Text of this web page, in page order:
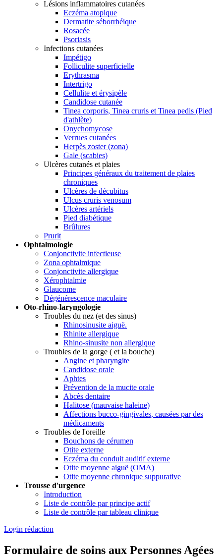
Lésions inflammatoires cutanées
Eczéma atopique
Dermatite séborrhéique
Rosacée
Psoriasis
Infections cutanées
Impétigo
Folliculite superficielle
Erythrasma
Intertrigo
Cellulite et érysipèle
Candidose cutanée
Tinea corporis, Tinea cruris et Tinea pedis (Pied
d'athlète)
Onychomycose
Verrues cutanées
Herpès zoster (zona)
Gale (scabies)
Ulcères cutanés et plaies
Principes généraux du traitement de plaies
chroniques
Ulcères de décubitus
Ulcus cruris venosum
Ulcères artériels
Pied diabétique
Brûlures
Prurit
Ophtalmologie
Conjonctivite infectieuse
Zona ophtalmique
Conjonctivite allergique
Xérophtalmie
Glaucome
Dégénérescence maculaire
Oto-rhino-laryngologie
Troubles du nez (et des sinus)
Rhinosinusite aiguë.
Rhinite allergique
Rhino-sinusite non allergique
Troubles de la gorge ( et la bouche)
Angine et pharyngite
Candidose orale
Aphtes
Prévention de la mucite orale
Abcès dentaire
Halitose (mauvaise haleine)
Affections bucco-gingivales, causées par des
médicaments
Troubles de l'oreille
Bouchons de cérumen
Otite externe
Eczéma du conduit auditif externe
Otite moyenne aiguë (OMA)
Otite moyenne chronique suppurative
Trousse d'urgence
Introduction
Liste de contrôle par principe actif
Liste de contrôle par tableau clinique
Login rédaction
Formulaire de soins aux Personnes Agées